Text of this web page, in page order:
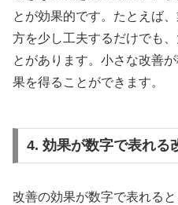
とが効果的です。たとえば
方を少し工夫するだけでも
とがあります。小さな改善
果を得ることができます。
4. 効果が数字で表れる
改善の効果が数字で表れる